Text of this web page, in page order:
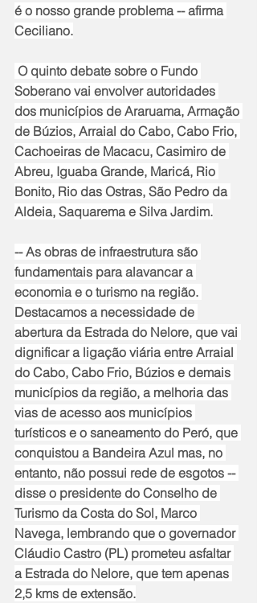
é o nosso grande problema -- afirma
Ceciliano.
Soberano vai envolver autoridades
dos municípios de Araruama, Armação
de Búzios, Arraial do Cabo, Cabo Frio,
Cachoeiras de Macacu, Casimiro de
Abreu, Iguaba Grande, Maricá, Rio
Bonito, Rio das Ostras, São Pedro da
Aldeia, Saquarema e Silva Jardim.
-- As obras de infraestrutura são
fundamentais para alavancar a
economia e o turismo na região.
Destacamos a necessidade de
abertura da Estrada do Nelore, que vai
dignificar a ligação viária entre Arraial
do Cabo, Cabo Frio, Búzios e demais
municípios da região, a melhoria das
vias de acesso aos municípios
turísticos e o saneamento do Peró, que
conquistou a Bandeira Azul mas, no
entanto, não possui rede de esgotos --
disse o presidente do Conselho de
Turismo da Costa do Sol, Marco
Navega, lembrando que o governador
Cláudio Castro (PL) prometeu asfaltar
a Estrada do Nelore, que tem apenas
2,5 kms de extensão.